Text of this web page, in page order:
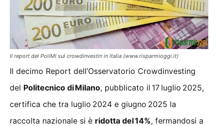
Il report del PoliMI sul crowdinvestin in Italia (www.risparmioggi.it)
Il decimo Report dell’Osservatorio Crowdinvesting
del Politecnico di Milano, pubblicato il 17 luglio 2025,
certifica che tra luglio 2024 e giugno 2025 la
raccolta nazionale si è ridotta del 14%, fermandosi a